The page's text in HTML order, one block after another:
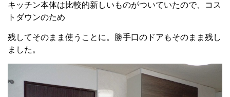
キッチン本体は比較的新しいものがついていたので、コス
トダウンのため
残してそのまま使うことに。勝手口のドアもそのまま残し
ました。